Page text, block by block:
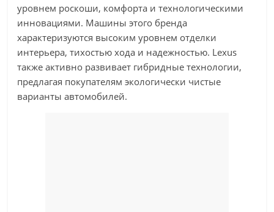
уровнем роскоши, комфорта и технологическими
инновациями. Машины этого бренда
характеризуются высоким уровнем отделки
интерьера, тихостью хода и надежностью. Lexus
также активно развивает гибридные технологии,
предлагая покупателям экологически чистые
варианты автомобилей.